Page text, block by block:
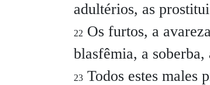
adultérios, as
22 Os furtos, a
blasfêmia, a soberba,
23 Todos estes males